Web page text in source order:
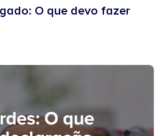
O que devo fazer